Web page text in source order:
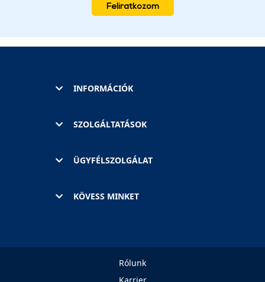
Feliratkozom
INFORMÁCIÓK
SZOLGÁLTATÁSOK
ÜGYFÉLSZOLGÁLAT
KÖVESS MINKET
Rólunk